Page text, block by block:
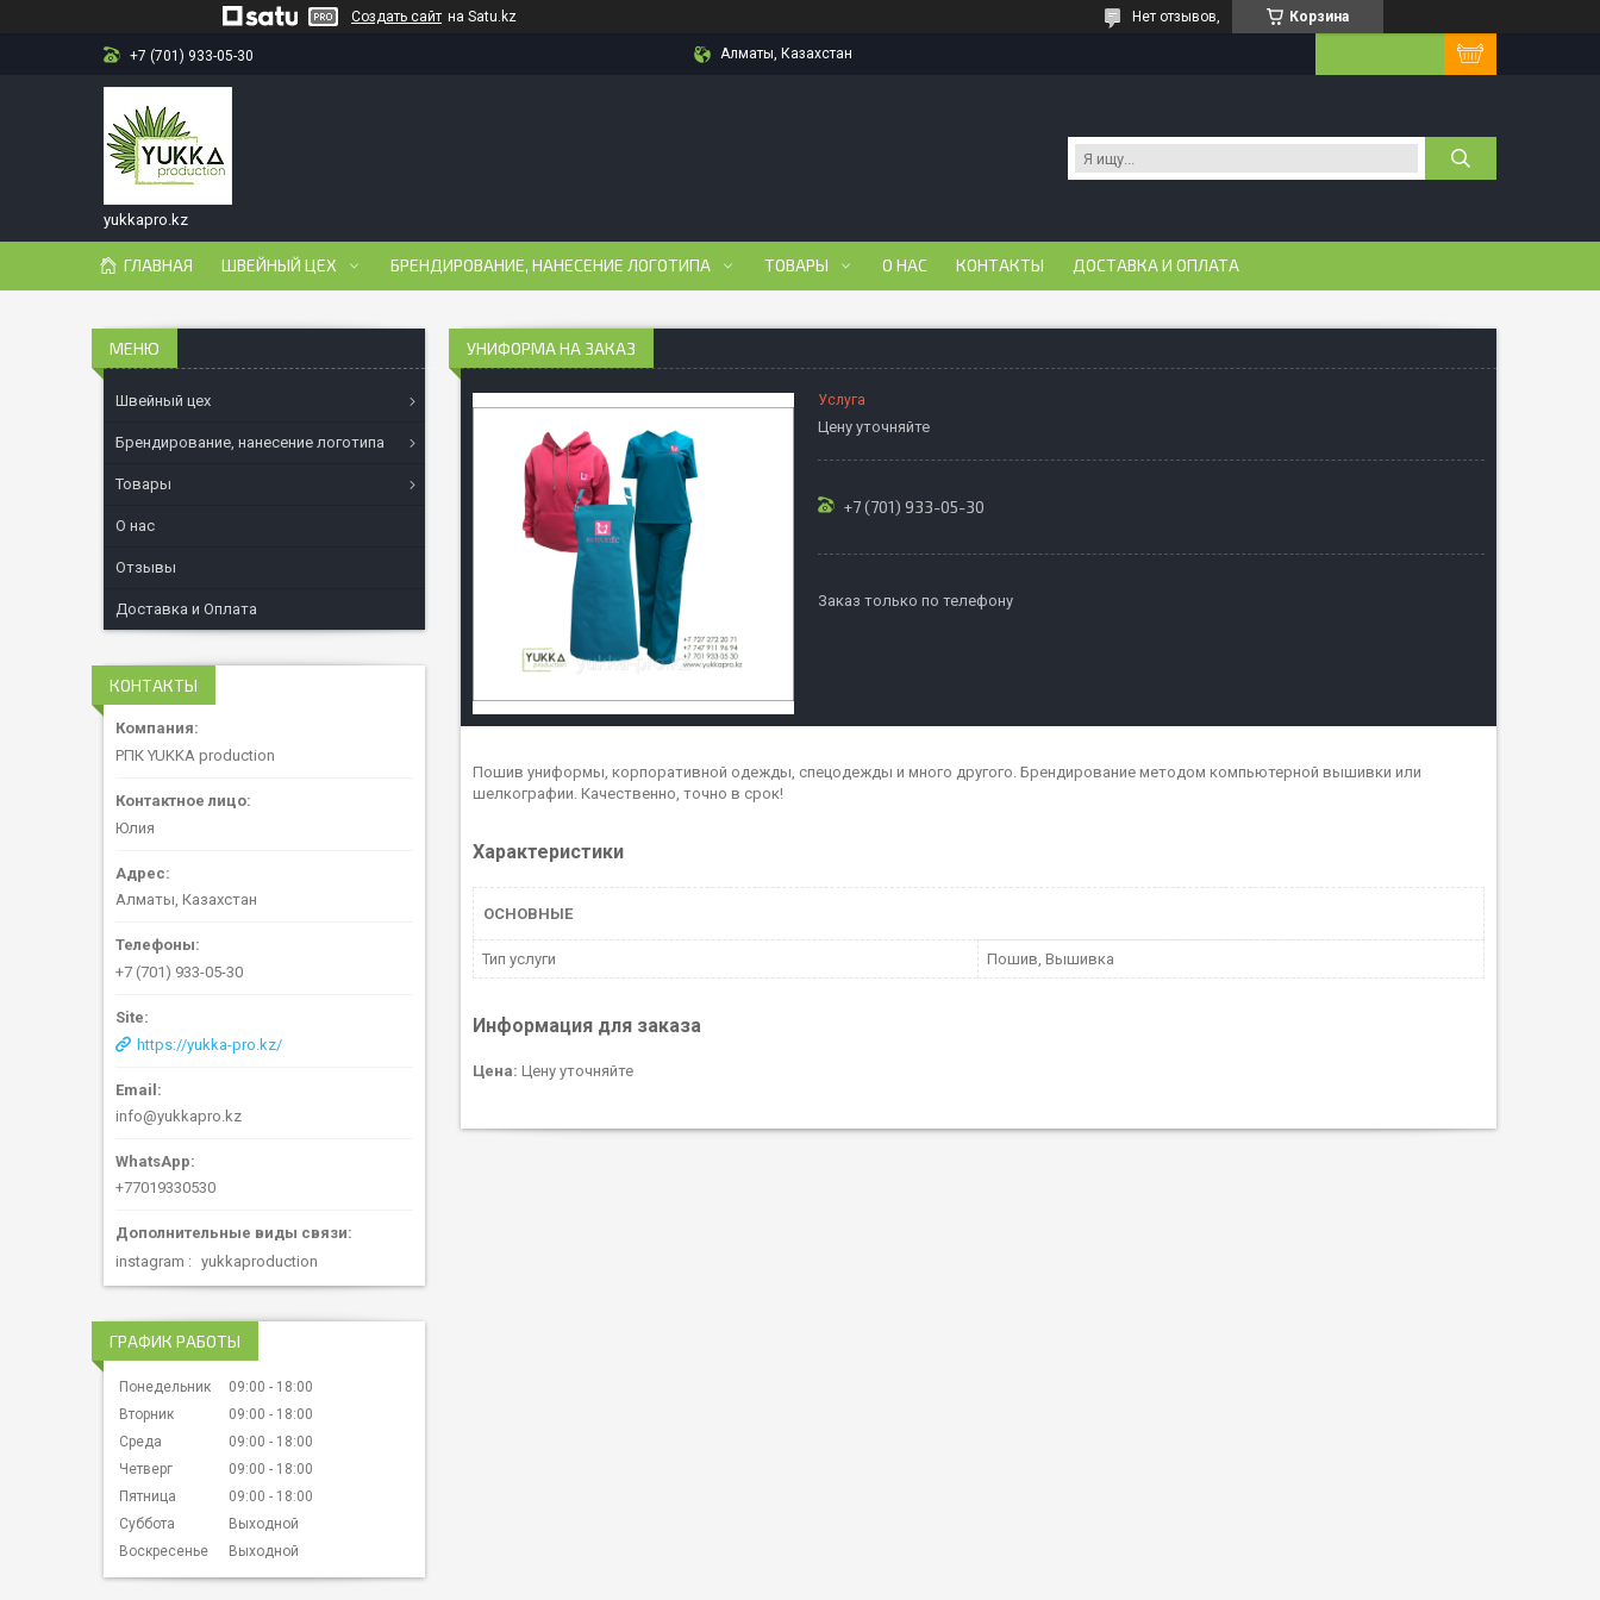
Создать сайт на Satu.kz Корзина
Нет отзывов,
+7 (701) 933-05-30 Алматы, Казахстан
yukkapro.kz
ГЛАВНАЯ ШВЕЙНЫЙ ЦЕХ БРЕНДИРОВАНИЕ, НАНЕСЕНИЕ ЛОГОТИПА ТОВАРЫ О НАС КОНТАКТЫ ДОСТАВКА И ОПЛАТА
УНИФОРМА НА ЗАКАЗ
Услуга
Цену уточняйте
+7 (701) 933-05-30
Заказ только по телефону
Пошив униформы, корпоративной одежды, спецодежды и много другого. Брендирование методом компьютерной вышивки или
шелкографии. Качественно, точно в срок!
Характеристики
ОСНОВНЫЕ
Тип услуги Пошив, Вышивка
Информация для заказа
Цена: Цену уточняйте
Швейный цех
Брендирование, нанесение логотипа
Товары
О нас
Отзывы
Доставка и Оплата
КОНТАКТЫ
РПК YUKKA production
Юлия
Алматы, Казахстан
+7 (701) 933-05-30
https://yukka-pro.kz/
info@yukkapro.kz
+77019330530
instagram yukkaproduction
ГРАФИК РАБОТЫ
Понедельник 09:00
18:00
Вторник
09:00
18:00
Среда
09:00
18:00
Четверг
09:00
18:00
Пятница
09:00
18:00
Суббота
Выходной
Воскресенье
Выходной